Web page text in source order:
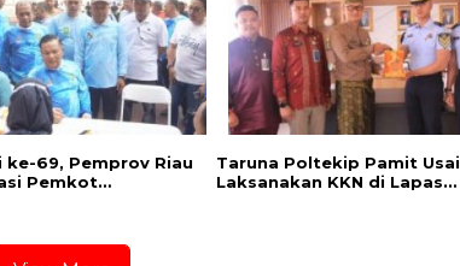
ke-69, Pemprov Riau
Pemkot
Taruna Poltekip Pamit Usai
Laksanakan KKN di Lapas